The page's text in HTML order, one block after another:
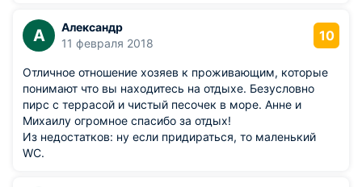
А
Александр
11 февраля 2018
10
Отличное отношение хозяев к проживающим, которые
понимают что вы находитесь на отдыхе. Безусловно
пирс с террасой и чистый песочек в море. Анне и
Михаилу огромное спасибо за отдых!
Из недостатков: ну если придираться, то маленький
WC.